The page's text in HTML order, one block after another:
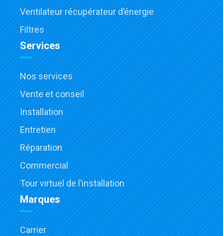
Ventilateur récupérateur d’énergie
Filtres
Services
Nos services
Vente et conseil
Installation
Entretien
Réparation
Commercial
Tour virtuel de l’installation
Marques
Carrier